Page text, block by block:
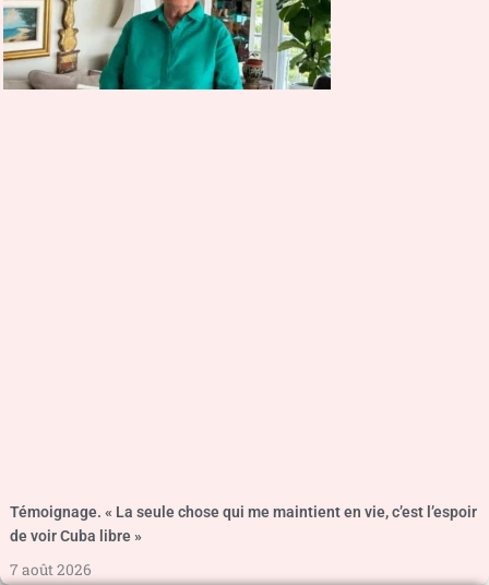
Témoignage. « La seule chose qui me maintient en vie, c’est l’espoir
de voir Cuba libre »
7 août 2026